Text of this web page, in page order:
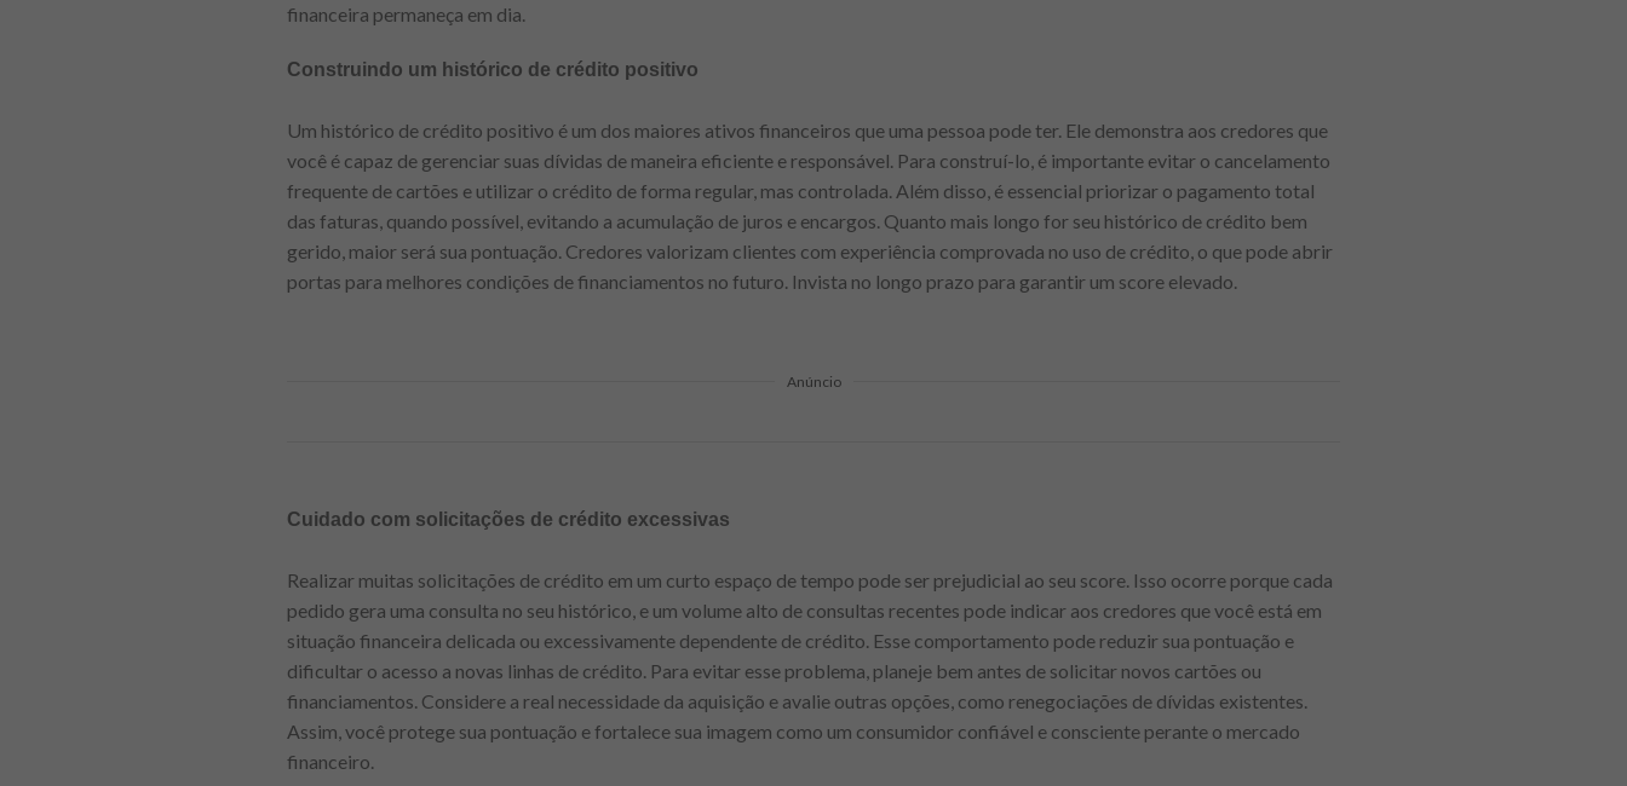
financeira permaneça em dia.
Construindo um histórico de crédito positivo
Um histórico de crédito positivo é um dos maiores ativos financeiros que uma pessoa pode ter. Ele demonstra aos credores que
você é capaz de gerenciar suas dívidas de maneira eficiente e responsável. Para construí-lo, é importante evitar o cancelamento
frequente de cartões e utilizar o crédito de forma regular, mas controlada. Além disso, é essencial priorizar o pagamento total
das faturas, quando possível, evitando a acumulação de juros e encargos. Quanto mais longo for seu histórico de crédito bem
gerido, maior será sua pontuação. Credores valorizam clientes com experiência comprovada no uso de crédito, o que pode abrir
portas para melhores condições de financiamentos no futuro. Invista no longo prazo para garantir um score elevado.
Anúncio
Cuidado com solicitações de crédito excessivas
Realizar muitas solicitações de crédito em um curto espaço de tempo pode ser prejudicial ao seu score. Isso ocorre porque cada
pedido gera uma consulta no seu histórico, e um volume alto de consultas recentes pode indicar aos credores que você está em
situação financeira delicada ou excessivamente dependente de crédito. Esse comportamento pode reduzir sua pontuação e
dificultar o acesso a novas linhas de crédito. Para evitar esse problema, planeje bem antes de solicitar novos cartões ou
financiamentos. Considere a real necessidade da aquisição e avalie outras opções, como renegociações de dívidas existentes.
Assim, você protege sua pontuação e fortalece sua imagem como um consumidor confiável e consciente perante o mercado
financeiro.